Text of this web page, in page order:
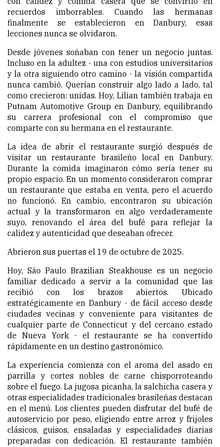
recuerdos imborrables. Cuando las hermanas
finalmente se establecieron en Danbury, esas
lecciones nunca se olvidaron.
Desde jóvenes soñaban con tener un negocio juntas.
Incluso en la adultez - una con estudios universitarios
y la otra siguiendo otro camino - la visión compartida
nunca cambió. Querían construir algo lado a lado, tal
como crecieron: unidas. Hoy, Lilian también trabaja en
Putnam Automotive Group en Danbury, equilibrando
su carrera profesional con el compromiso que
comparte con su hermana en el restaurante.
La idea de abrir el restaurante surgió después de
visitar un restaurante brasileño local en Danbury.
Durante la comida imaginaron cómo sería tener su
propio espacio. En un momento consideraron comprar
un restaurante que estaba en venta, pero el acuerdo
no funcionó. En cambio, encontraron su ubicación
actual y la transformaron en algo verdaderamente
suyo, renovando el área del bufé para reflejar la
calidez y autenticidad que deseaban ofrecer.
Abrieron sus puertas el 19 de octubre de 2025.
Hoy, São Paulo Brazilian Steakhouse es un negocio
familiar dedicado a servir a la comunidad que las
recibió con los brazos abiertos. Ubicado
estratégicamente en Danbury - de fácil acceso desde
ciudades vecinas y conveniente para visitantes de
cualquier parte de Connecticut y del cercano estado
de Nueva York - el restaurante se ha convertido
rápidamente en un destino gastronómico.
La experiencia comienza con el aroma del asado en
parrilla y cortes nobles de carne chisporroteando
sobre el fuego. La jugosa picanha, la salchicha casera y
otras especialidades tradicionales brasileñas destacan
en el menú. Los clientes pueden disfrutar del bufé de
autoservicio por peso, eligiendo entre arroz y frijoles
clásicos, guisos, ensaladas y especialidades diarias
preparadas con dedicación. El restaurante también